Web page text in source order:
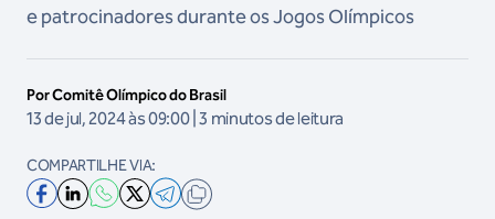
e patrocinadores durante os Jogos Olímpicos
Por Comitê Olímpico do Brasil
13 de jul, 2024 às 09:00 | 3 minutos de leitura
COMPARTILHE VIA: